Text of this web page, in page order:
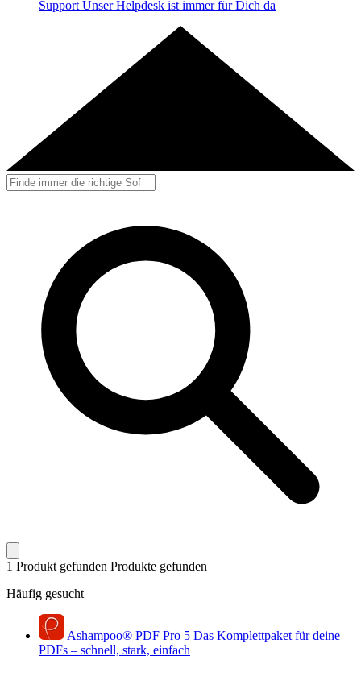
Support Unser Helpdesk ist immer für Dich da
1 Produkt gefunden Produkte gefunden
Häufig gesucht
Ashampoo® PDF Pro 5 Das Komplettpaket für deine
PDFs – schnell, stark, einfach